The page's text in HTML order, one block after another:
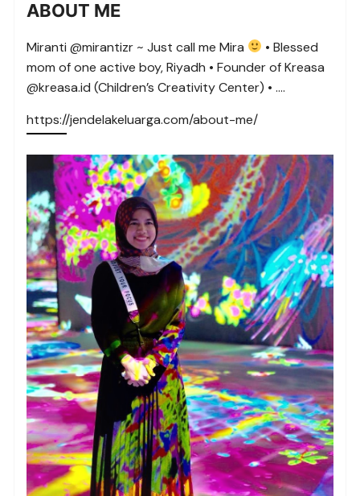
ABOUT ME
Miranti @mirantizr ~ Just call me Mira
• Blessed
mom of one active boy, Riyadh • Founder of Kreasa
@kreasa.id (Children’s Creativity Center) • ….
https://jendelakeluarga.com/about-me/